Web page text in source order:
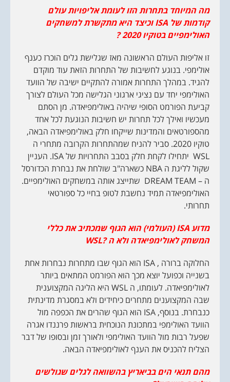
מה המיוחד בתחרות הזו לעומת אליפויות עולם
קודמות של ISA וכיצד היא מתקשרת למשחקים
האולימפיים בטוקיו 2020 ?
זו אליפות העולם הראשונה מאז שגלישת גלים הוכרז כענף
אולימפי. בנוגע לחשיבות של התחרות הזאת עוד מוקדם
להגיד. במהלך התחרות אמורה להתקיים ישיבה של הוועד
האולימפי יחד עם נציגי ארגוני הגלישה מכל העולם לצורך
קביעת הפורמט הסופי שיהיה באולימפיאדה. מן הסתם
מעכשיו ואילך לכל תחרות יש חשיבות הנוגעת לכל אחד
מהספורטאים והמדינות שייקחו חלק באולימפיאדה הבאה,
טוקיו 2020. סביר להניח שמהתחרות הקרובה מתחרי ה
WSL יתחילו לקחת חלק בסבב התחרויות של ISA. העניין
שקול לליגת ה NBA כשארה"ב שולחת את נבחרת הכדורסל
ה – DREAM TEAM שתייצג אותה במשחקים האולימפיים.
האולימפיאדה תמיד נחשבת לטופ בחיי כל ספורטאי
תחרותי.
מדועISA(העולמי) הוא הגוף שמכתיב את כללי
המשחק לאולימפיאדה ולא ה?WSL
החלוקה ברורה , ISA הוא הגוף שבו מתחרות נבחרות אחת
בשנייה וכפועל יוצא מכך הוא הפורמט המתאים ביותר
לאולימפיאדה. לעומתו, ה WSL היא הליגה המקצוענית
שבה המקצוענים מתחרים כיחידים ולא במסגרת מדינתית
כנבחרת. בנוסף, ISA הוא הגוף שהרים את הכפפה מול
הוועד האולימפי במתכונת הנוכחית בראשות פרננדו אגרה
שפעל רבות מול הוועד האולימפי ולאורך זמן ובסופו של דבר
הצליח להכניס את הענף לאולימפיאדה הבאה.
מהם תנאי הים בביאריץ בהשוואה לגלים שגולשים